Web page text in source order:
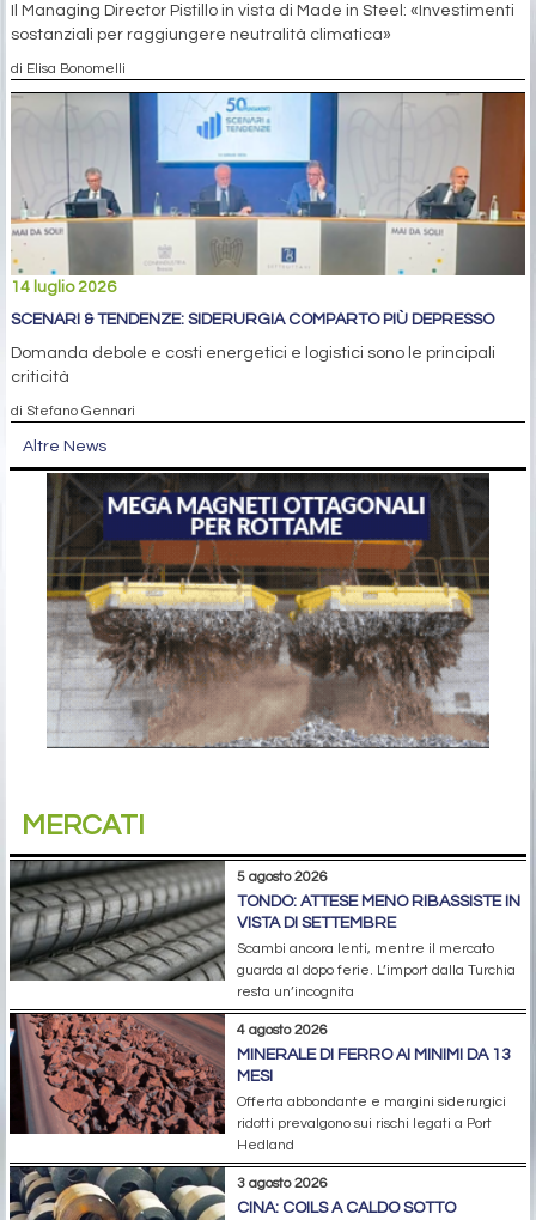
Il Managing Director Pistillo in vista di Made in Steel: «Investimenti
sostanziali per raggiungere neutralità climatica»
di Elisa Bonomelli
14 luglio 2026
SCENARI & TENDENZE: SIDERURGIA COMPARTO PIÙ DEPRESSO
Domanda debole e costi energetici e logistici sono le principali
criticità
di Stefano Gennari
Altre News
MERCATI
5 agosto 2026
TONDO: ATTESE MENO RIBASSISTE IN
VISTA DI SETTEMBRE
Scambi ancora lenti, mentre il mercato
guarda al dopo ferie. L’import dalla Turchia
resta un’incognita
4 agosto 2026
MINERALE DI FERRO AI MINIMI DA 13
MESI
Offerta abbondante e margini siderurgici
ridotti prevalgono sui rischi legati a Port
Hedland
3 agosto 2026
CINA: COILS A CALDO SOTTO